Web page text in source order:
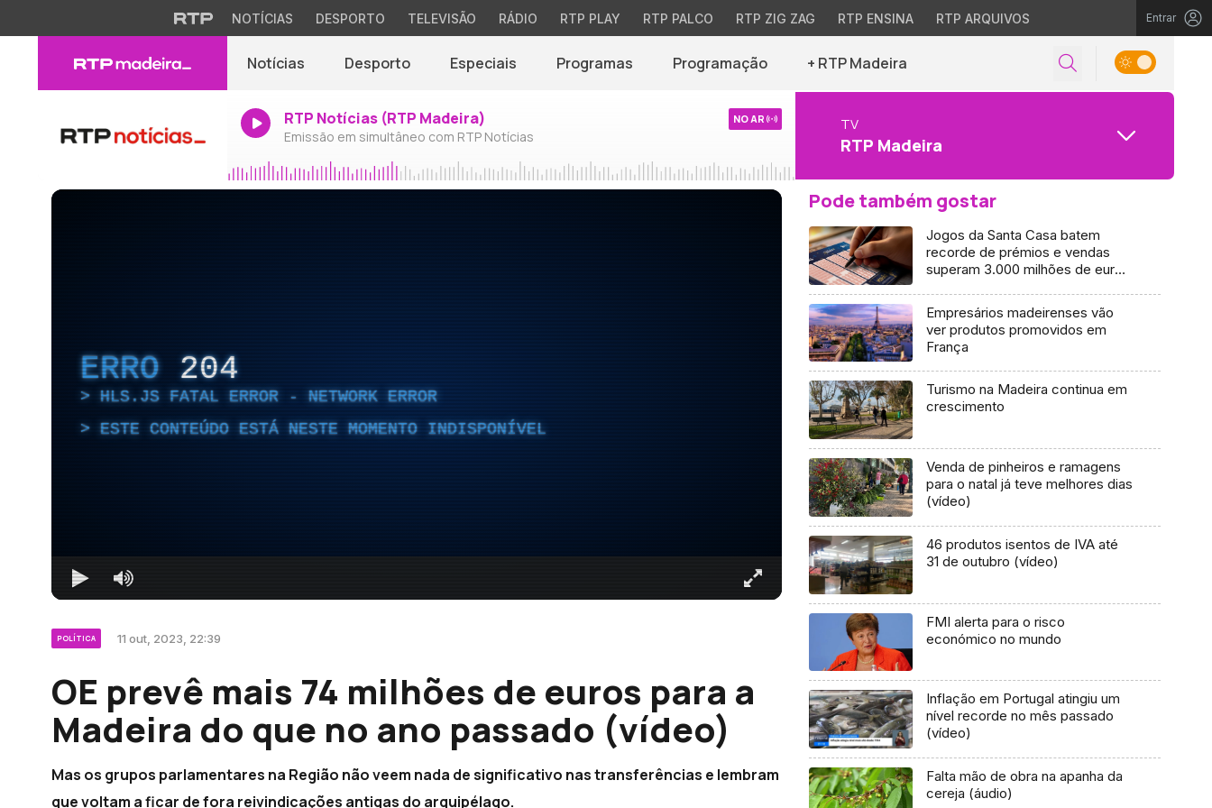
NOTÍCIAS DESPORTO TELEVISÃO RÁDIO RTP PLAY RTP PALCO RTP ZIG ZAG RTP ENSINA RTP ARQUIVOS Entrar
Notícias Desporto Especiais Programas Programação + RTP Madeira
RTP Notícias (RTP Madeira)
Emissão em simultâneo com RTP Notícias
NO AR TV
RTP Madeira
ERRO 204
HLS.JS FATAL ERROR - NETWORK ERROR
ESTE CONTEÚDO ESTÁ NESTE MOMENTO INDISPONÍVEL
POLÍTICA 11 out, 2023, 22:39
OE prevê mais 74 milhões de euros para a
Madeira do que no ano passado (vídeo)
Mas os grupos parlamentares na Região não veem nada de significativo nas transferências e lembram
que voltam a ficar de fora reivindicações antigas do arquipélago.
Pode também gostar
Jogos da Santa Casa batem
recorde de prémios e vendas
superam 3.000 milhões de euros
Empresários madeirenses vão
ver produtos promovidos em
França
Turismo na Madeira continua em
crescimento
Venda de pinheiros e ramagens
para o natal já teve melhores dias
(vídeo)
46 produtos isentos de IVA até
31 de outubro (vídeo)
FMI alerta para o risco
económico no mundo
Inflação em Portugal atingiu um
nível recorde no mês passado
(vídeo)
Falta mão de obra na apanha da
cereja (áudio)